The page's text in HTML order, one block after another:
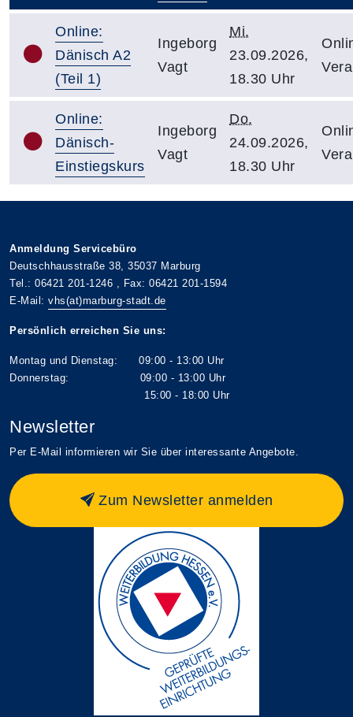
Online:
Dänisch A2
(Teil 1)
Ingeborg
Vagt
Mi.
23.09.2026,
18.30 Uhr
Online:
Dänisch-
Einstiegskurs
Ingeborg
Vagt
Do.
24.09.2026,
18.30 Uhr
Anmeldung Servicebüro
Deutschhausstraße 38, 35037 Marburg
Tel.: 06421 201-1246 , Fax: 06421 201-1594
E-Mail: vhs(at)marburg-stadt.de
Persönlich erreichen Sie uns:
Montag und Dienstag: 09:00 - 13:00 Uhr
Donnerstag: 09:00 - 13:00 Uhr
15:00 - 18:00 Uhr
Newsletter
Per E-Mail informieren wir Sie über interessante Angebote.
Zum Newsletter anmelden